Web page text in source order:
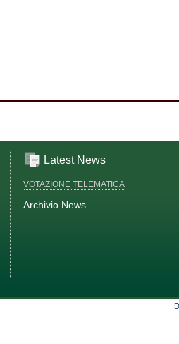
Latest News
VOTAZIONE TELEMATICA
Archivio News